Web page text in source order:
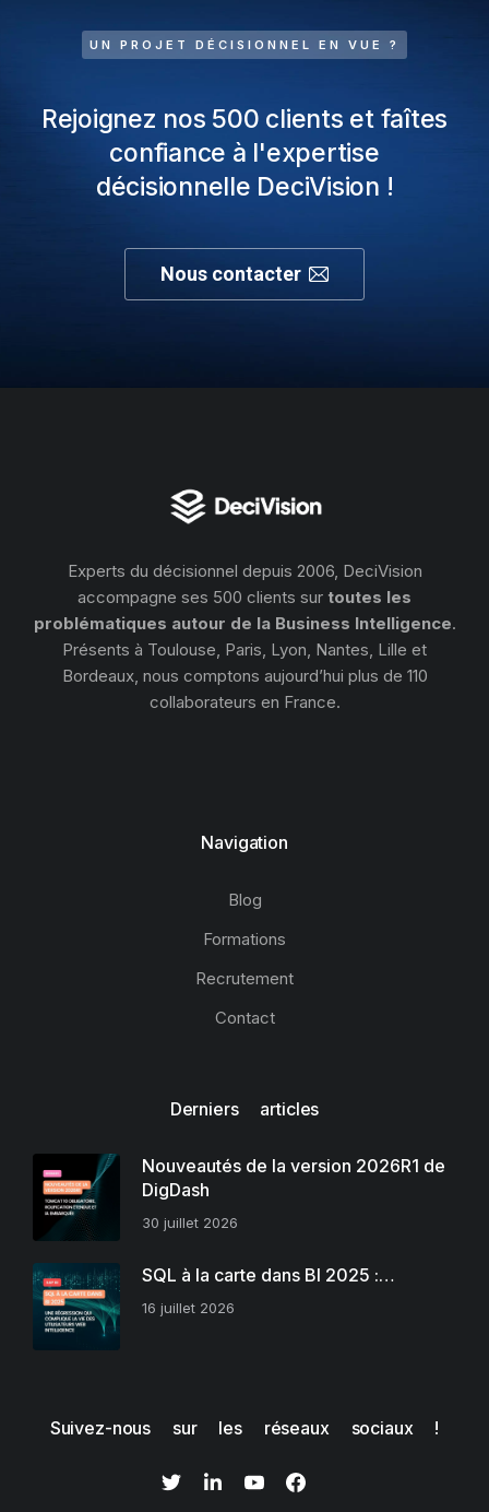
UN PROJET DÉCISIONNEL EN VUE ?
Rejoignez nos 500 clients et faîtes
confiance à l'expertise
décisionnelle DeciVision !
Nous contacter
Experts du décisionnel depuis 2006, DeciVision
accompagne ses 500 clients sur toutes les
problématiques autour de la Business Intelligence.
Présents à Toulouse, Paris, Lyon, Nantes, Lille et
Bordeaux, nous comptons aujourd’hui plus de 110
collaborateurs en France.
Navigation
Blog
Formations
Recrutement
Contact
Derniers articles
Nouveautés de la version 2026R1 de
DigDash
30 juillet 2026
SQL à la carte dans BI 2025 :…
16 juillet 2026
Suivez-nous sur les réseaux sociaux !